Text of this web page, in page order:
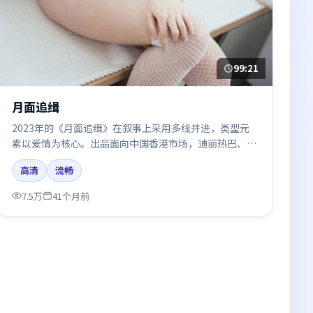
99:21
月面追缉
2023年的《月面追缉》在叙事上采用多线并进，类型元
素以爱情为核心。出品面向中国香港市场，迪丽热巴、咏
梅、周迅、雷佳音、木村拓哉所饰角色推动关键反转，结
尾留白引发讨论。
高清
流畅
7.5万
41个月前